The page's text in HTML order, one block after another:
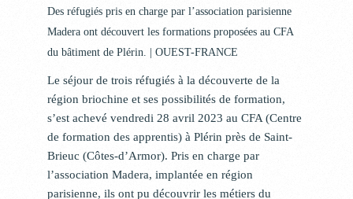
Des réfugiés pris en charge par l’association parisienne
Madera ont découvert les formations proposées au CFA
du bâtiment de Plérin. | OUEST-FRANCE
Le séjour de trois réfugiés à la découverte de la
région briochine et ses possibilités de formation,
s’est achevé vendredi 28 avril 2023 au CFA (Centre
de formation des apprentis) à Plérin près de Saint-
Brieuc (Côtes-d’Armor). Pris en charge par
l’association Madera, implantée en région
parisienne, ils ont pu découvrir les métiers du